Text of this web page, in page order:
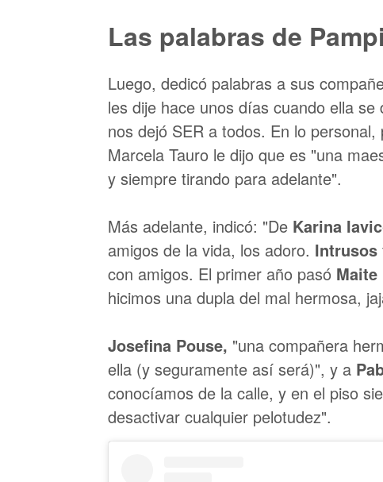
Las palabras de
Luego, dedicó palabras a sus
les dije hace unos días cuando ella
nos dejó SER a todos. En lo
Marcela Tauro le dijo que es "una
y siempre tirando para adelante".
Más adelante, indicó: "De Karina
amigos de la vida, los adoro. Intrusos
con amigos. El primer año pasó Maite
hicimos una dupla del mal hermosa,
Josefina Pouse, "una compañera
ella (y seguramente así será)", y a
conocíamos de la calle, y en el piso
desactivar cualquier pelotudez".